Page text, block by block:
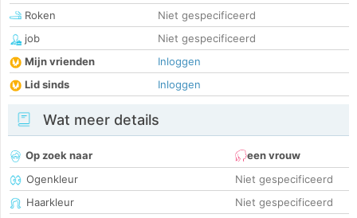
Roken
Niet gespecificeerd
job
Niet gespecificeerd
Mijn vrienden
Inloggen
Lid sinds
Inloggen
Wat meer details
Op zoek naar
een vrouw
Ogenkleur
Niet gespecificeerd
Haarkleur
Niet gespecificeerd